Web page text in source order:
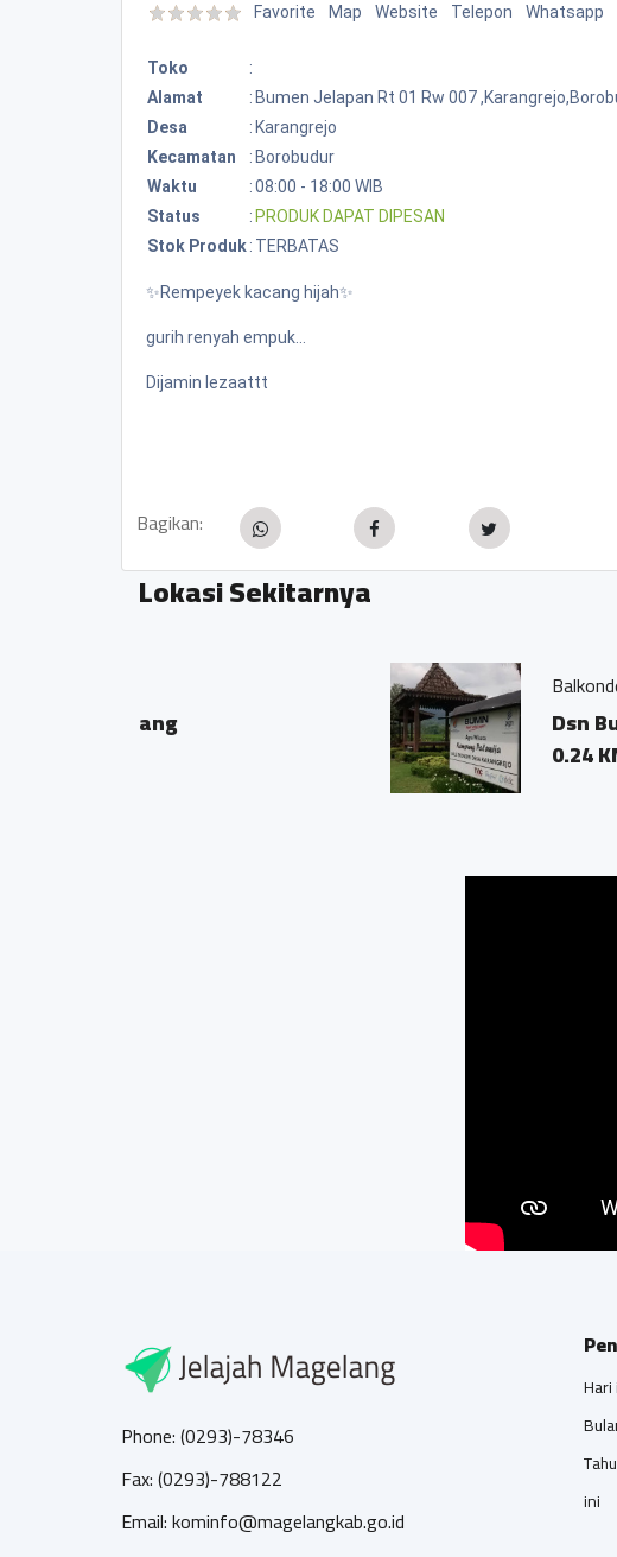
Favorite Map Website Telepon Whatsapp
Toko
:
Alamat
: Bumen Jelapan Rt 01 Rw 007
Desa
: Karangrejo
Kecamatan
: Borobudur
Waktu
:08:00 - 18:00 WIB
Status
: PRODUK DAPAT DIPESAN
Stok Produk: TERBATAS
✨Rempeyek kacang hijah✨
gurih renyah empuk...
Dijamin lezaattt
Bagikan:
Lokasi Sekitarnya
Balkondes Karangrejo Borobudur
Dsn Bumen Ds Karangrejo
Phone: (0293)-78346
Fax: (0293)-788122
Email: kominfo@magelangkab.go.id
ini